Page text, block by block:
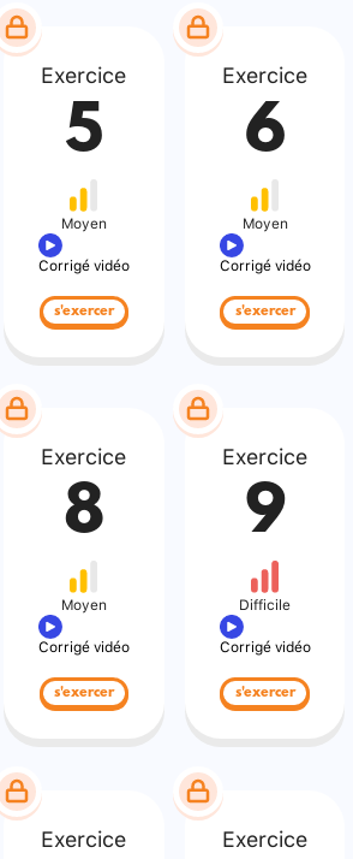
Exercice
5
Moyen
Corrigé vidéo
s'exercer
Exercice
6
Moyen
Corrigé vidéo
s'exercer
Exercice
8
Moyen
Corrigé vidéo
s'exercer
Exercice
9
Difficile
Corrigé vidéo
s'exercer
Exercice Exercice